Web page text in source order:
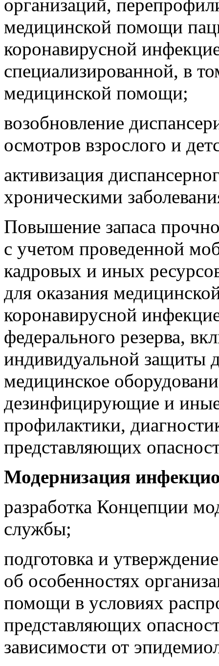
организаций,
медицинской помощи
коронавирусной
специализированной, в
медицинской помощи;
возобновление
осмотров взрослого и
активизация
хроническими
Повышение запаса
с учетом проведенной
кадровых и иных
для оказания
коронавирусной
федерального резерва,
индивидуальной защиты
медицинское
дезинфицирующие и
профилактики,
представляющих
Модернизация
разработка Концепции
службы;
подготовка и
об особенностях
помощи в условиях
представляющих
зависимости от